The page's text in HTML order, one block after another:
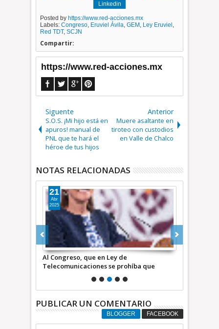
Linkedin
Posted by https://www.red-acciones.mx
Labels:Congreso, Eruviel Ávila,GEM , Ley Eruviel ,
Red TDT,SCJN
Compartir:
https://www.red-acciones.mx
Siguente
S.O.S. ¡Mi hijo está en
apuros! manual de
PNL que te hará el
héroe de tus hijos
Anterior
Muere asaltante en
tiroteo con custodios
en Valle de Chalco
NOTAS RELACIONADAS
Al Congreso, que en Ley de
Telecomunicaciones se prohíba que
entidades extranjeras difundan mensajes
discriminatorios
21
Abr
2025
PUBLICAR UN COMENTARIO
BLOGGER FACEBOOK